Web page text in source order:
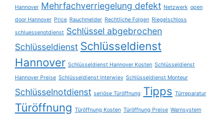
Hannover Mehrfachverriegelung defekt Netzwerk open
door Hannover Price Rauchmelder Rechtliche Folgen Riegelschloss
schluessenotdienst Schlüssel abgebrochen
Schlüsseldienst Schlüsseldienst
Hannover Schlüsseldienst Hannover Kosten Schlüsseldienst
Hannover Preise Schlüsseldienst Interwiev Schlüsseldienst Monteur
Schlüsselnotdienst seriöse Türöffnung Tipps Türreparatur
Türöffnung Türöffnung Kosten Türöffnung Preise Warnsystem